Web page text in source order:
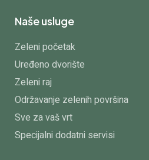
Naše usluge
Zeleni početak
Uređeno dvorište
Zeleni raj
Održavanje zelenih površina
Sve za vaš vrt
Specijalni dodatni servisi